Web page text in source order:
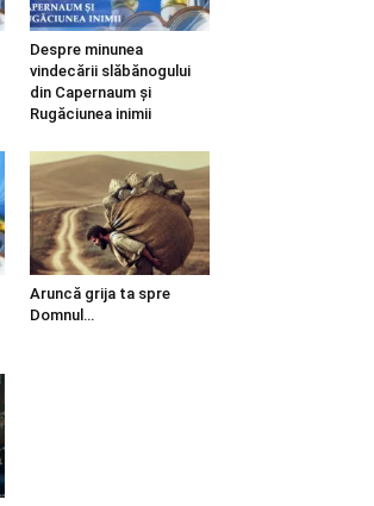
Despre minunea
vindecării slăbănogului
din Capernaum și
Rugăciunea inimii
Aruncă grija ta spre
Domnul…